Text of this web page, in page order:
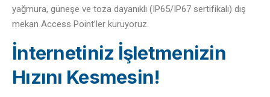
yağmura, güneşe ve toza dayanıklı (IP65/IP67 sertifikalı) dış
mekan Access Point’ler kuruyoruz.
İnternetiniz İşletmenizin
Hızını Kesmesin!